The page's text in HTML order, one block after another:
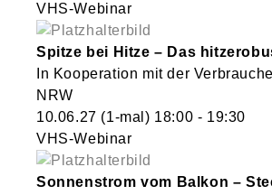
VHS-Webinar
Spitze bei Hitze – Das
In Kooperation mit der
NRW
10.06.27 (1-mal) 18:00 - 19:30
VHS-Webinar
Sonnenstrom vom Balkon –